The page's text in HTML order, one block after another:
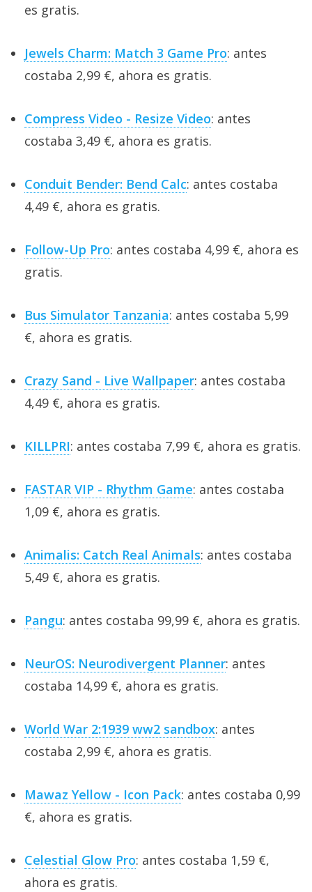
es gratis.
Jewels Charm: Match 3 Game Pro: antes
costaba 2,99 €, ahora es gratis.
Compress Video - Resize Video: antes
costaba 3,49 €, ahora es gratis.
Conduit Bender: Bend Calc: antes costaba
4,49 €, ahora es gratis.
Follow-Up Pro: antes costaba 4,99 €, ahora es
gratis.
Bus Simulator Tanzania: antes costaba 5,99
€, ahora es gratis.
Crazy Sand - Live Wallpaper: antes costaba
4,49 €, ahora es gratis.
KILLPRI: antes costaba 7,99 €, ahora es gratis.
FASTAR VIP - Rhythm Game: antes costaba
1,09 €, ahora es gratis.
Animalis: Catch Real Animals: antes costaba
5,49 €, ahora es gratis.
Pangu: antes costaba 99,99 €, ahora es gratis.
NeurOS: Neurodivergent Planner: antes
costaba 14,99 €, ahora es gratis.
World War 2:1939 ww2 sandbox: antes
costaba 2,99 €, ahora es gratis.
Mawaz Yellow - Icon Pack: antes costaba 0,99
€, ahora es gratis.
Celestial Glow Pro: antes costaba 1,59 €,
ahora es gratis.